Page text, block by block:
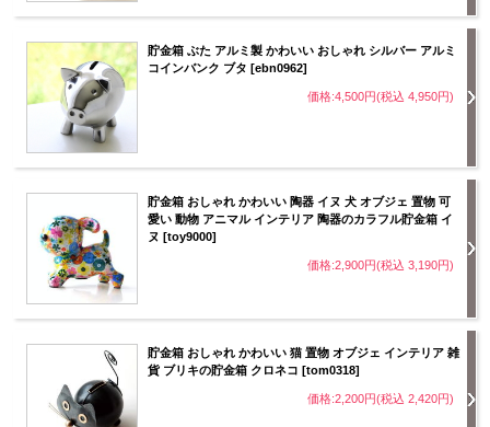
貯金箱 ぶた アルミ製 かわいい おしゃれ シルバー アルミ
コインバンク ブタ [ebn0962]
価格:4,500円(税込 4,950円)
貯金箱 おしゃれ かわいい 陶器 イヌ 犬 オブジェ 置物 可
愛い 動物 アニマル インテリア 陶器のカラフル貯金箱 イ
ヌ [toy9000]
価格:2,900円(税込 3,190円)
貯金箱 おしゃれ かわいい 猫 置物 オブジェ インテリア 雑
貨 ブリキの貯金箱 クロネコ [tom0318]
価格:2,200円(税込 2,420円)